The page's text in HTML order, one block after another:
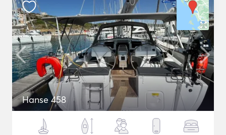
Hanse 458